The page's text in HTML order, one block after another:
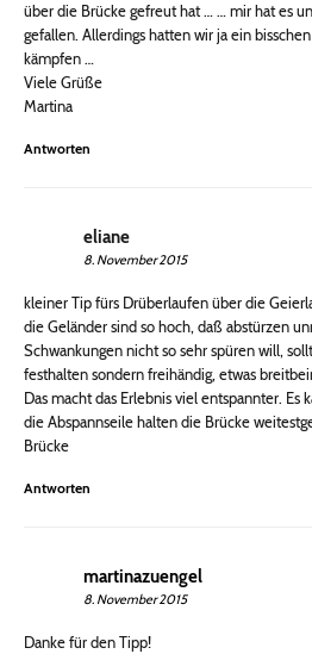
über die Brücke gefreut hat … … mir hat es
gefallen. Allerdings hatten wir ja ein
kämpfen …
Viele Grüße
Martina
Antworten
eliane
8. November 2015
kleiner Tip fürs Drüberlaufen über die
die Geländer sind so hoch, daß abstürzen
Schwankungen nicht so sehr spüren will,
festhalten sondern freihändig, etwas
Das macht das Erlebnis viel entspannter. Es
die Abspannseile halten die Brücke
Brücke
Antworten
martinazuengel
8. November 2015
Danke für den Tipp!